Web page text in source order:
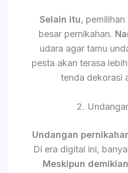
Selain itu,
besar pernikahan.
udara agar tamu
pesta akan terasa
tenda dekorasi
2.
Undangan
Di era digital ini,
Meskipun demikian